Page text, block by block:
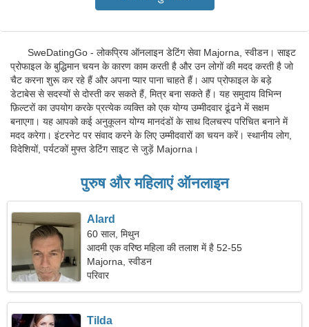
SweDatingGo - लोकप्रिय ऑनलाइन डेटिंग सेवा Majorna, स्वीडन। साइट
प्रोफाइल के बुद्धिमान चयन के कारण काम करती है और उन लोगों की मदद करती है जो
चैट करना शुरू कर रहे हैं और अपना प्यार पाना चाहते हैं। आप प्रोफाइल के बड़े
डेटाबेस से सदस्यों से दोस्ती कर सकते हैं, मित्र बना सकते हैं। यह समुदाय विभिन्न
फ़िल्टरों का उपयोग करके प्रत्येक व्यक्ति को एक योग्य उम्मीदवार ढूंढने में सक्षम
बनाएगा। यह आपको कई अनुकूलन योग्य मानदंडों के साथ दिलचस्प परिचित बनाने में
मदद करेगा। इंटरनेट पर संवाद करने के लिए उम्मीदवारों का चयन करें। स्थानीय लोग,
विदेशियों, पर्यटकों मुफ्त डेटिंग साइट से जुड़ें Majorna।
पुरुष और महिलाएं ऑनलाइन
Alard
60 साल, मिथुन
आदमी एक वरिष्ठ महिला की तलाश में है 52-55
Majorna, स्वीडन
परिवार
Tilda